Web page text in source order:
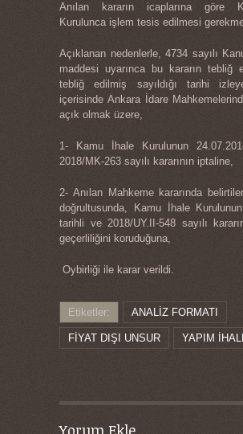
Anılan kararın icaplarına göre
Kurulunca işlem tesis edilmesi
Açıklanan nedenlerle, 4734 sayılı
maddesi uyarınca bu kararın tebliğ
tebliğ edilmiş sayıldığı tarihi
içerisinde Ankara İdare
açık olmak üzere,
1- Kamu İhale Kurulunun
2018/MK-263 sayılı kararının iptaline,
2- Anılan Mahkeme kararında
doğrultusunda, Kamu İhale
tarihli ve 2018/UY.II-548 sayılı
geçerliliğini koruduğuna,
Oybirliği ile karar verildi.
Etiketler: ANALİZ FORMATI
FİYAT DIŞI UNSUR YAPIM
Yorum Ekle